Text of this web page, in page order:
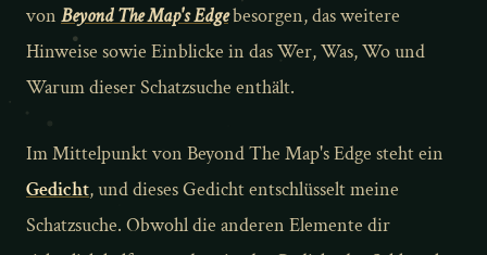
von Beyond The Map's Edgebesorgen, das weitere
Hinweise sowie Einblicke in das Wer, Was, Wo und
Warum dieser Schatzsuche enthält.
Im Mittelpunkt von Beyond The Map's Edge steht ein
Gedicht, und dieses Gedicht entschlüsselt meine
Schatzsuche. Obwohl die anderen Elemente dir